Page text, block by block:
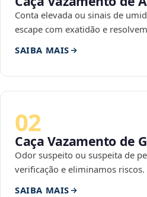
Conta elevada ou sinais de
escape com exatidão e
SAIBA MAIS
02
Caça Vazamento de
Odor suspeito ou suspeita de
verificação e eliminamos riscos.
SAIBA MAIS